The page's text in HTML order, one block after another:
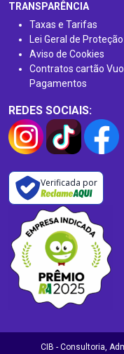
TRANSPARÊNCIA
Taxas e Tarifas
Lei Geral de
Aviso de Cookies
Contratos cartão
Pagamentos
REDES SOCIAIS:
Verificada por
CIB - Consultoria,